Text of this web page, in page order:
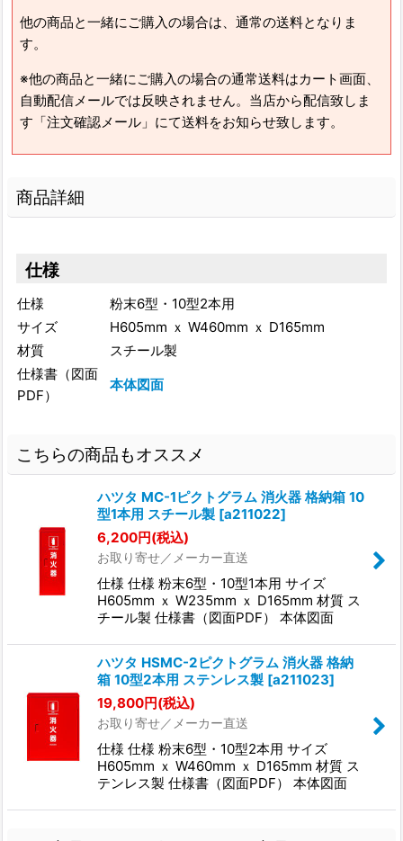
他の商品と一緒にご購入の場合は、通常の送料となりま
す。
※他の商品と一緒にご購入の場合の通常送料はカート画面、
自動配信メールでは反映されません。当店から配信致しま
す「注文確認メール」にて送料をお知らせ致します。
商品詳細
仕様
仕様
粉末6型・10型2本用
サイズ
H605mm ｘ W460mm ｘ D165mm
材質
スチール製
仕様書（図面
PDF）
本体図面
こちらの商品もオススメ
ハツタ MC-1ピクトグラム 消火器 格納箱 10
型1本用 スチール製 [a211022]
6,200円(税込)
お取り寄せ／メーカー直送
仕様 仕様 粉末6型・10型1本用 サイズ
H605mm ｘ W235mm ｘ D165mm 材質 ス
チール製 仕様書（図面PDF） 本体図面
ハツタ HSMC-2ピクトグラム 消火器 格納
箱 10型2本用 ステンレス製 [a211023]
19,800円(税込)
お取り寄せ／メーカー直送
仕様 仕様 粉末6型・10型2本用 サイズ
H605mm ｘ W460mm ｘ D165mm 材質 ス
テンレス製 仕様書（図面PDF） 本体図面